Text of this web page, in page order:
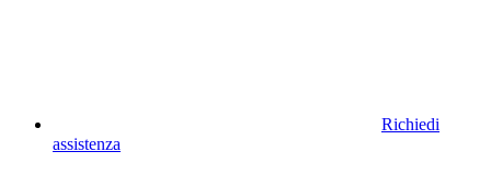
Richiedi
assistenza